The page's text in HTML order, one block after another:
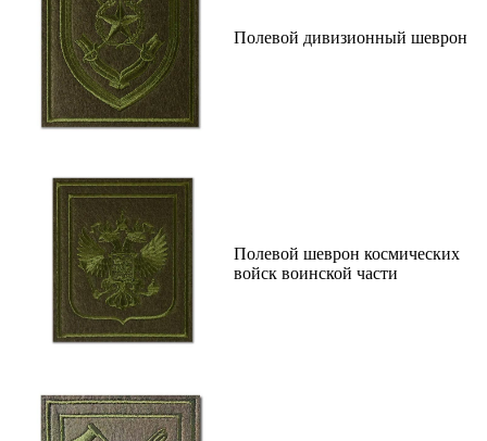
Полевой дивизионный шеврон
Полевой шеврон космических
войск воинской части